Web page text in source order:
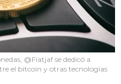
@Fiatjaf se dedicó a
el bitcoin y otras tecnologías